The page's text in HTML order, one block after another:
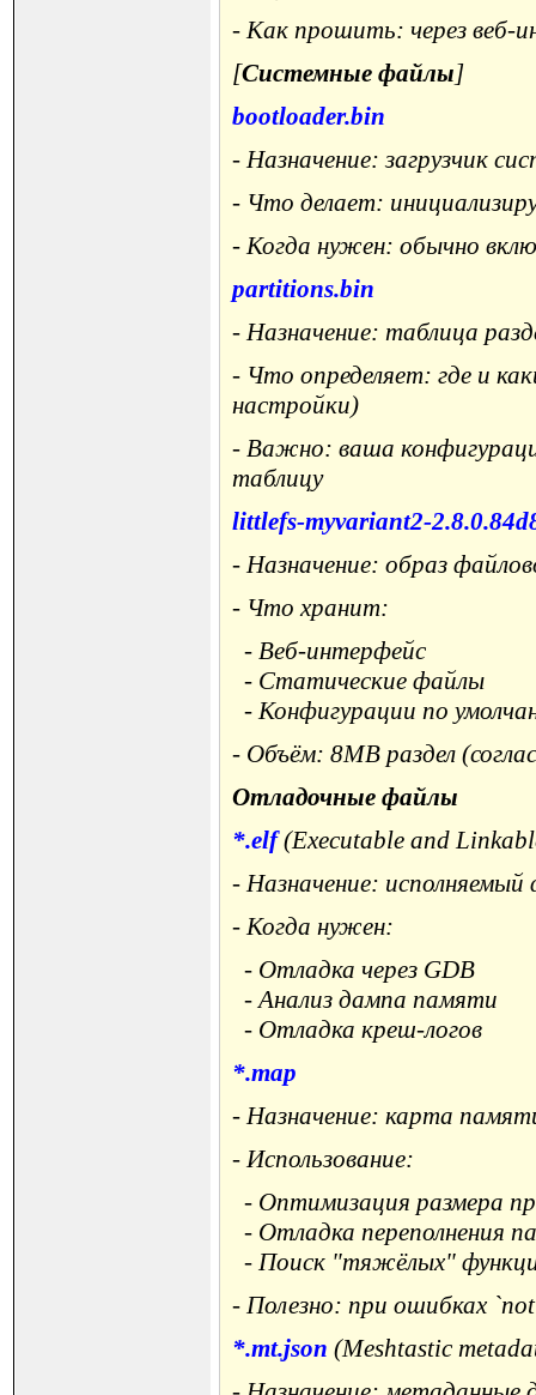
- Как прошить: через веб-
[Системные файлы]
bootloader.bin
- Назначение: загрузчик
- Что делает:
- Когда нужен: обычно
partitions.bin
- Назначение: таблица
- Что определяет: где и
настройки)
- Важно: ваша
таблицу
littlefs-myvariant2-
- Назначение: образ
- Что хранит:
- Веб-интерфейс
- Статические файлы
- Конфигурации по
- Объём: 8MB раздел
Отладочные файлы
*.elf(Executable and
- Назначение:
- Когда нужен:
- Отладка через GDB
- Анализ дампа памяти
- Отладка креш-логов
*.map
- Назначение: карта
- Использование:
- Оптимизация размера
- Отладка переполнения
- Поиск "тяжёлых"
- Полезно: при ошибках
*.mt.json (Meshtastic